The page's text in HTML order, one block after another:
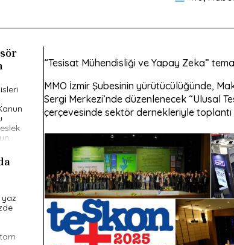
yaz
“Tesisat Mühendisliği ve Yapay Zeka”
MMO İzmir Şubesinin yürütücülüğünde,
Sergi Merkezi’nde düzenlenecek “Ulusal
çerçevesinde sektör dernekleriyle